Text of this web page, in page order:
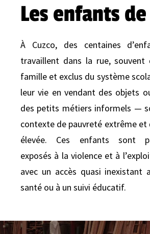
Les enfants de
À Cuzco, des centaines
travaillent dans la rue, souvent
famille et exclus du système
leur vie en vendant des objets
des petits métiers informels —
contexte de pauvreté extrême
élevée. Ces enfants sont
exposés à la violence et à
avec un accès quasi inexistant
santé ou à un suivi éducatif.